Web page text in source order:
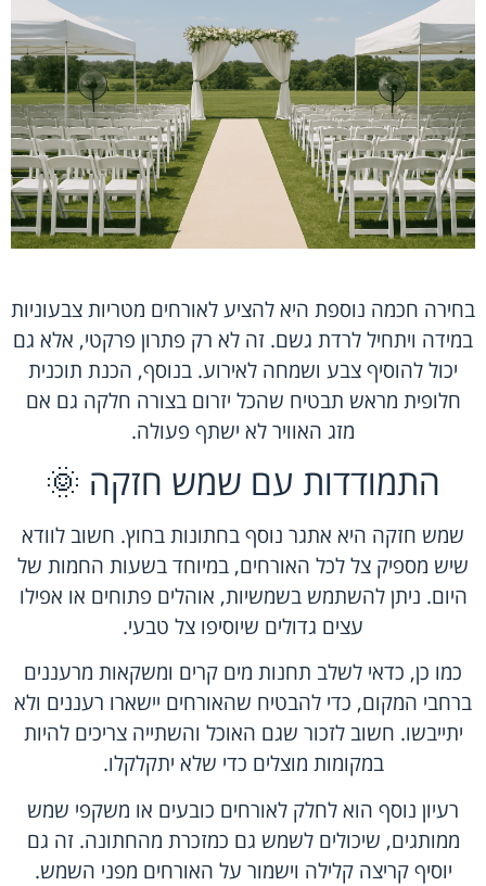
בחירה חכמה נוספת היא להציע לאורחים מטריות צבעוניות
במידה ויתחיל לרדת גשם. זה לא רק פתרון פרקטי, אלא גם
יכול להוסיף צבע ושמחה לאירוע. בנוסף, הכנת תוכנית
חלופית מראש תבטיח שהכל יזרום בצורה חלקה גם אם
מזג האוויר לא ישתף פעולה.
התמודדות עם שמש חזקה 🌞
שמש חזקה היא אתגר נוסף בחתונות בחוץ. חשוב לוודא
שיש מספיק צל לכל האורחים, במיוחד בשעות החמות של
היום. ניתן להשתמש בשמשיות, אוהלים פתוחים או אפילו
עצים גדולים שיוסיפו צל טבעי.
כמו כן, כדאי לשלב תחנות מים קרים ומשקאות מרעננים
ברחבי המקום, כדי להבטיח שהאורחים יישארו רעננים ולא
יתייבשו. חשוב לזכור שגם האוכל והשתייה צריכים להיות
במקומות מוצלים כדי שלא יתקלקלו.
רעיון נוסף הוא לחלק לאורחים כובעים או משקפי שמש
ממותגים, שיכולים לשמש גם כמזכרת מהחתונה. זה גם
יוסיף קריצה קלילה וישמור על האורחים מפני השמש.